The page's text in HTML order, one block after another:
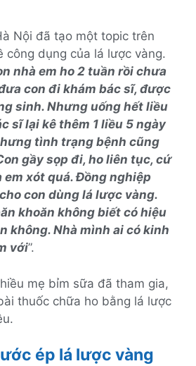
Nội đã tạo một topic trên
công dụng của lá lược vàng.
nhà em ho 2 tuần rồi chưa
con đi khám bác sĩ, được
sinh. Nhưng uống hết liều
sĩ lại kê thêm 1 liều 5 ngày
tình trạng bệnh cũng
gầy sọp đi, ho liên tục, cứ
em xót quá. Đồng nghiệp
con dùng lá lược vàng.
khoăn không biết có hiệu
không. Nhà mình ai có kinh
với”.
mẹ bỉm sữa đã tham gia,
thuốc chữa ho bằng lá lược
ép lá lược vàng